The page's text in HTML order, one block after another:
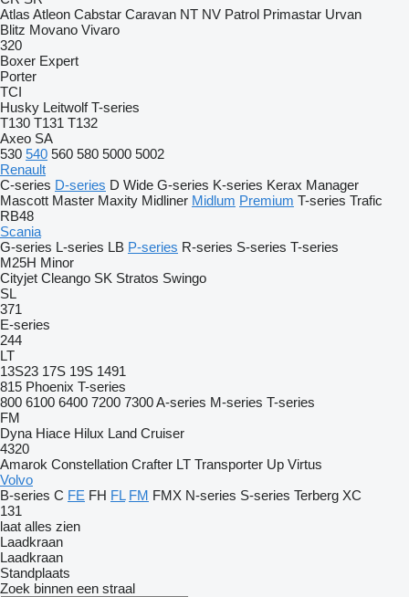
Atlas Atleon Cabstar Caravan NT NV Patrol Primastar Urvan
Blitz Movano Vivaro
320
Boxer Expert
Porter
TCI
Husky Leitwolf T-series
T130 T131 T132
Axeo SA
530 540 560 580 5000 5002
Renault
C-series D-series D Wide G-series K-series Kerax Manager
Mascott Master Maxity Midliner Midlum Premium T-series Trafic
RB48
Scania
G-series L-series LB P-series R-series S-series T-series
M25H Minor
Cityjet Cleango SK Stratos Swingo
SL
371
E-series
244
LT
13S23 17S 19S 1491
815 Phoenix T-series
800 6100 6400 7200 7300A-series M-series T-series
FM
Dyna Hiace Hilux Land Cruiser
4320
Amarok Constellation Crafter LT Transporter Up Virtus
Volvo
B-series C FE FH FL FM FMX N-series S-series Terberg XC
131
laat alles zien
Laadkraan
Laadkraan
Standplaats
Zoek binnen een straal